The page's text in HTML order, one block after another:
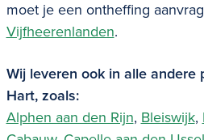
moet je een ontheffing
Vijfheerenlanden.
Wij leveren ook in alle andere
Hart, zoals:
Alphen aan den Rijn, Bleiswijk,